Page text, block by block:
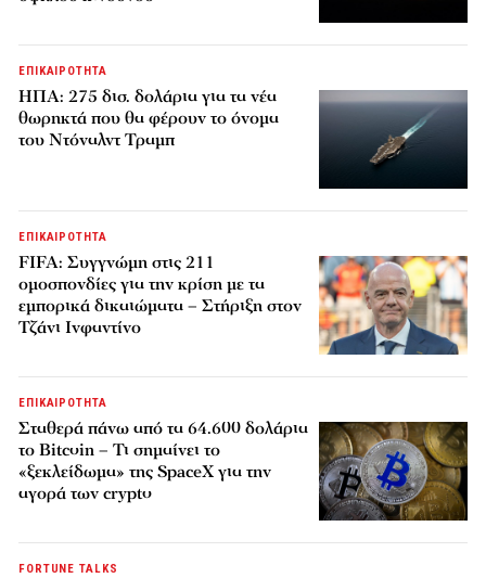
ΕΠΙΚΑΙΡΟΤΗΤΑ
ΗΠΑ: 275 δισ. δολάρια για τα νέα
θωρηκτά που θα φέρουν το όνομα
του Ντόναλντ Τραμπ
ΕΠΙΚΑΙΡΟΤΗΤΑ
FIFA: Συγγνώμη στις 211
ομοσπονδίες για την κρίση με τα
εμπορικά δικαιώματα – Στήριξη στον
Τζάνι Ινφαντίνο
ΕΠΙΚΑΙΡΟΤΗΤΑ
Σταθερά πάνω από τα 64.600 δολάρια
το Bitcoin – Τι σημαίνει το
«ξεκλείδωμα» της SpaceX για την
αγορά των crypto
FORTUNE TALKS